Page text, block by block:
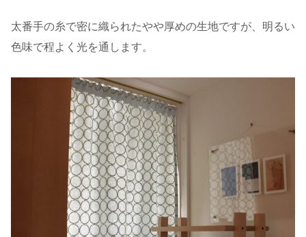
太番手の糸で密に織られたやや厚めの生地ですが、明るい
色味で程よく光を通します。